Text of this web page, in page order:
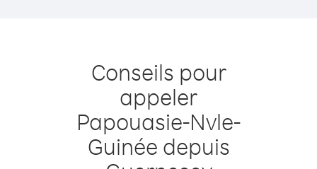
Conseils pour
appeler
Papouasie-Nvle-
Guinée depuis